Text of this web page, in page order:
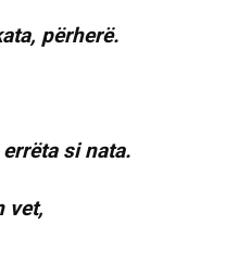
përherë.
si nata.
vet,